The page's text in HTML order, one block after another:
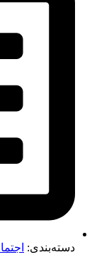
دسته‌بندی: اجتماعی